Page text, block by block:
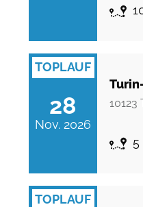
TOPLAUF
28
Nov. 2026
10123
5
TOPLAUF